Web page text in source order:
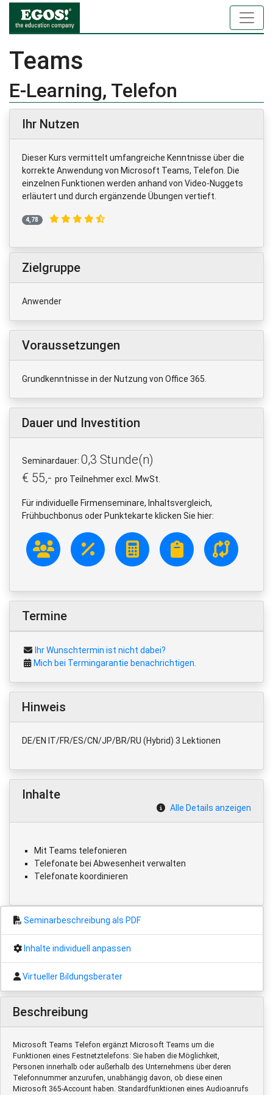
Teams
E-Learning, Telefon
Ihr Nutzen
Dieser Kurs vermittelt umfangreiche Kenntnisse über die
korrekte Anwendung von Microsoft Teams, Telefon. Die
einzelnen Funktionen werden anhand von Video-Nuggets
erläutert und durch ergänzende Übungen vertieft.
4,78
Zielgruppe
Anwender
Voraussetzungen
Grundkenntnisse in der Nutzung von Office 365.
Dauer und Investition
Seminardauer: 0,3 Stunde(n)
€ 55,- pro Teilnehmer excl. MwSt.
Für individuelle Firmenseminare, Inhaltsvergleich,
Frühbuchbonus oder Punktekarte klicken Sie hier:
Termine
Ihr Wunschtermin ist nicht dabei?
Mich bei Termingarantie benachrichtigen.
Hinweis
DE/EN IT/FR/ES/CN/JP/BR/RU (Hybrid) 3 Lektionen
Inhalte
Alle Details anzeigen
Mit Teams telefonieren
Telefonate bei Abwesenheit verwalten
Telefonate koordinieren
Seminarbeschreibung als PDF
Inhalte individuell anpassen
Virtueller Bildungsberater
Beschreibung
Microsoft Teams Telefon ergänzt Microsoft Teams um die
Funktionen eines Festnetztelefons: Sie haben die Möglichkeit,
Personen innerhalb oder außerhalb des Unternehmens über deren
Telefonnummer anzurufen, unabhängig davon, ob diese einen
Microsoft 365-Account haben. Standardfunktionen eines Audioanrufs